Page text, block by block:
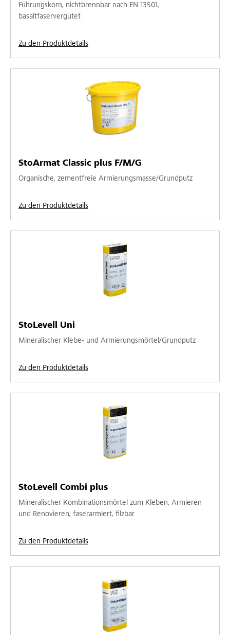
Führungskorn, nichtbrennbar nach EN 13501,
basaltfaservergütet
Zu den Produktdetails
StoArmat Classic plus F/M/G
Organische, zementfreie Armierungsmasse/Grundputz
Zu den Produktdetails
StoLevell Uni
Mineralischer Klebe- und Armierungsmörtel/Grundputz
Zu den Produktdetails
StoLevell Combi plus
Mineralischer Kombinationsmörtel zum Kleben, Armieren
und Renovieren, faserarmiert, filzbar
Zu den Produktdetails